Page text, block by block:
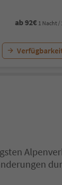
ab92€ 1 Nacht